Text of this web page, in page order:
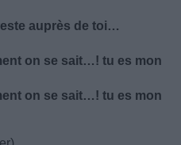
auprès de toi…
on se sait…! tu es mon
on se sait…! tu es mon